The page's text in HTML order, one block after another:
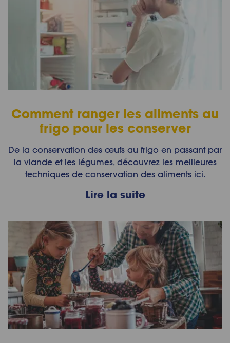
Comment ranger les aliments au
frigo pour les conserver
De la conservation des œufs au frigo en passant par
la viande et les légumes, découvrez les meilleures
techniques de conservation des aliments ici.
Lire la suite